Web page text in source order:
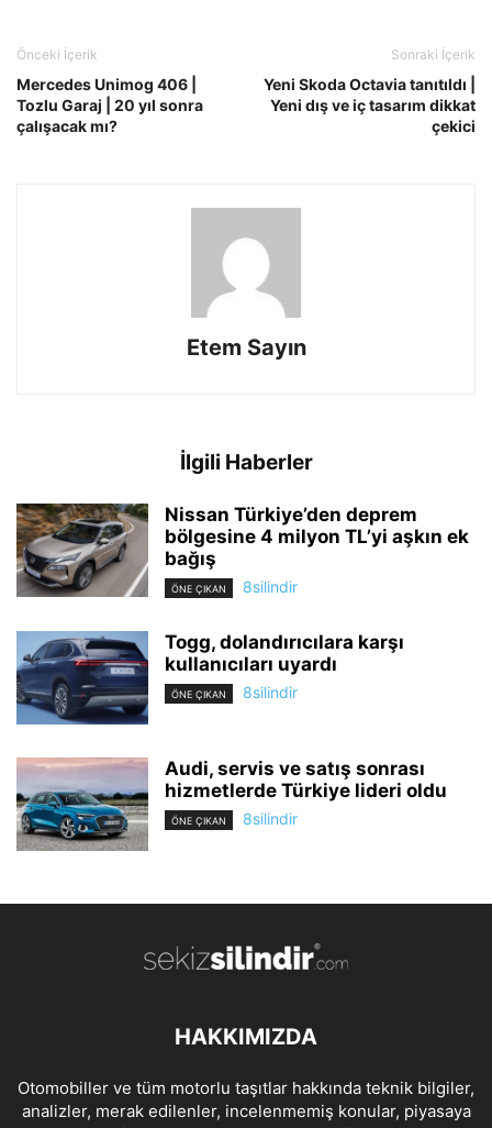
Önceki İçerik
Mercedes Unimog 406 |
Tozlu Garaj | 20 yıl sonra
çalışacak mı?
Sonraki İçerik
Yeni Skoda Octavia tanıtıldı |
Yeni dış ve iç tasarım dikkat
çekici
Etem Sayın
İlgili Haberler
Nissan Türkiye’den deprem
bölgesine 4 milyon TL’yi aşkın ek
bağış
ÖNE ÇIKAN 8silindir
Togg, dolandırıcılara karşı
kullanıcıları uyardı
ÖNE ÇIKAN 8silindir
Audi, servis ve satış sonrası
hizmetlerde Türkiye lideri oldu
ÖNE ÇIKAN 8silindir
HAKKIMIZDA
Otomobiller ve tüm motorlu taşıtlar hakkında teknik bilgiler,
analizler, merak edilenler, incelenmemiş konular, piyasaya